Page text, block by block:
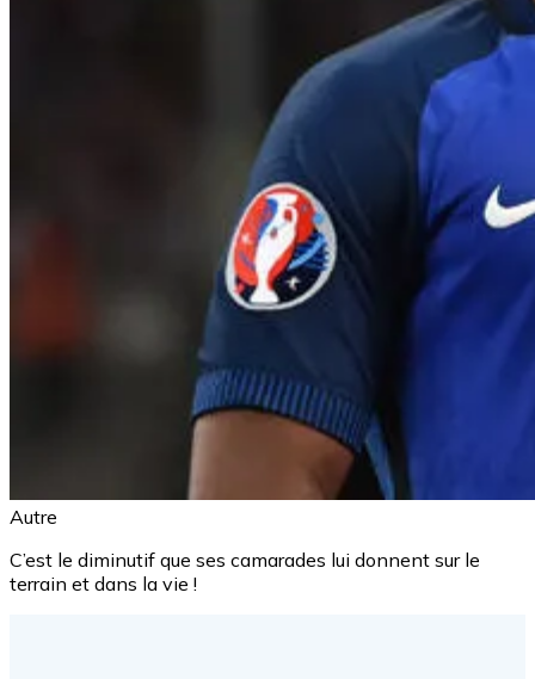
Autre
C’est le diminutif que ses camarades lui donnent sur le
terrain et dans la vie !